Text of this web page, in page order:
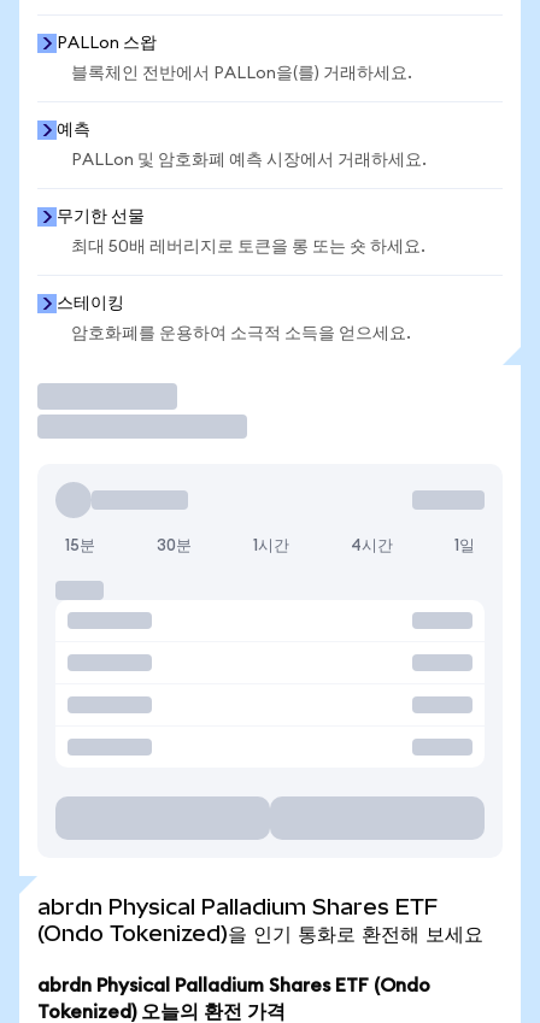
PALLon 스왑
블록체인 전반에서 PALLon을(를) 거래하세요.
예측
PALLon 및 암호화폐 예측 시장에서 거래하세요.
무기한 선물
최대 50배 레버리지로 토큰을 롱 또는 숏 하세요.
스테이킹
암호화폐를 운용하여 소극적 소득을 얻으세요.
15분 30분 1시간 4시간 1일
abrdn Physical Palladium Shares ETF
(Ondo Tokenized)을 인기 통화로 환전해 보세요
abrdn Physical Palladium Shares ETF (Ondo
Tokenized) 오늘의 환전 가격